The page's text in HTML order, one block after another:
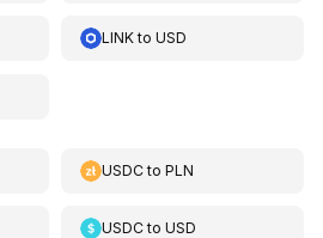
LINKtoUSD
USDCtoPLN
USDCtoUSD